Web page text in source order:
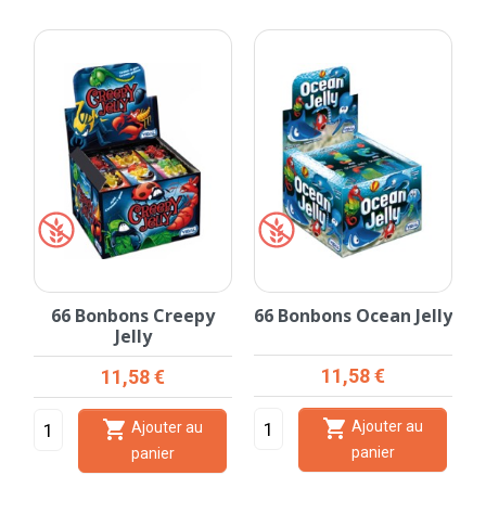
66 Bonbons Creepy
Jelly
Prix
11,58 €
 Ajouter au
panier
66 Bonbons Ocean Jelly
Prix
11,58 €
 Ajouter au
panier